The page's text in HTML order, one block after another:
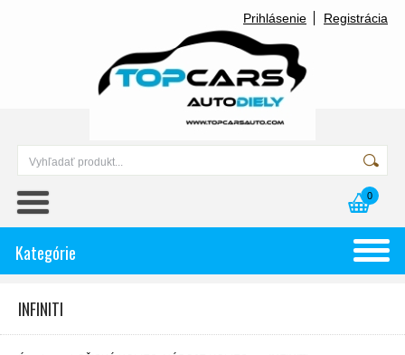
Prihlásenie Registrácia
0
Kategórie
INFINITI